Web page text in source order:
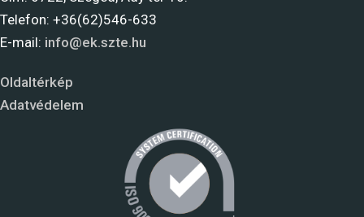
Telefon: +36(62)546-633
E-mail: info@ek.szte.hu
Oldaltérkép
Adatvédelem